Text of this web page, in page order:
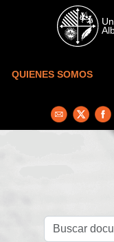
Skip to main content
QUIENES SOMOS